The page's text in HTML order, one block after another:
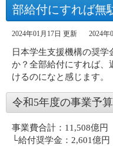
部給付にすれば無
2024年01月17日 更新 2024年
日本学生支援機構の奨学
か？全部給付にすれば、
けるのになと感じます。
令和5年度の事業予算
事業費合計：11,508億円
└給付奨学金：2,601億円